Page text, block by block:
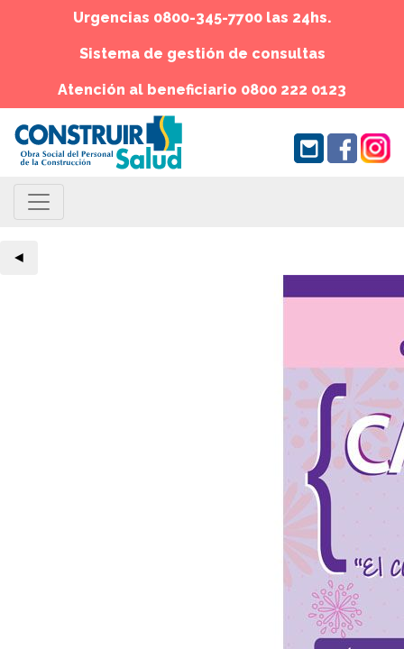
Urgencias 0800-345-7700 las 24hs.
Sistema de gestión de consultas
Atención al beneficiario 0800 222 0123
◄